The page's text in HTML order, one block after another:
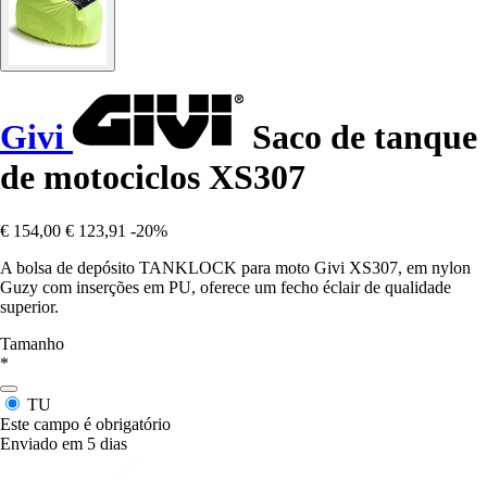
Givi
Saco de tanque
de motociclos XS307
€ 154,00 € 123,91 -20%
A bolsa de depósito TANKLOCK para moto Givi XS307, em nylon
Guzy com inserções em PU, oferece um fecho éclair de qualidade
superior.
Tamanho
*
TU
Este campo é obrigatório
Enviado em 5 dias